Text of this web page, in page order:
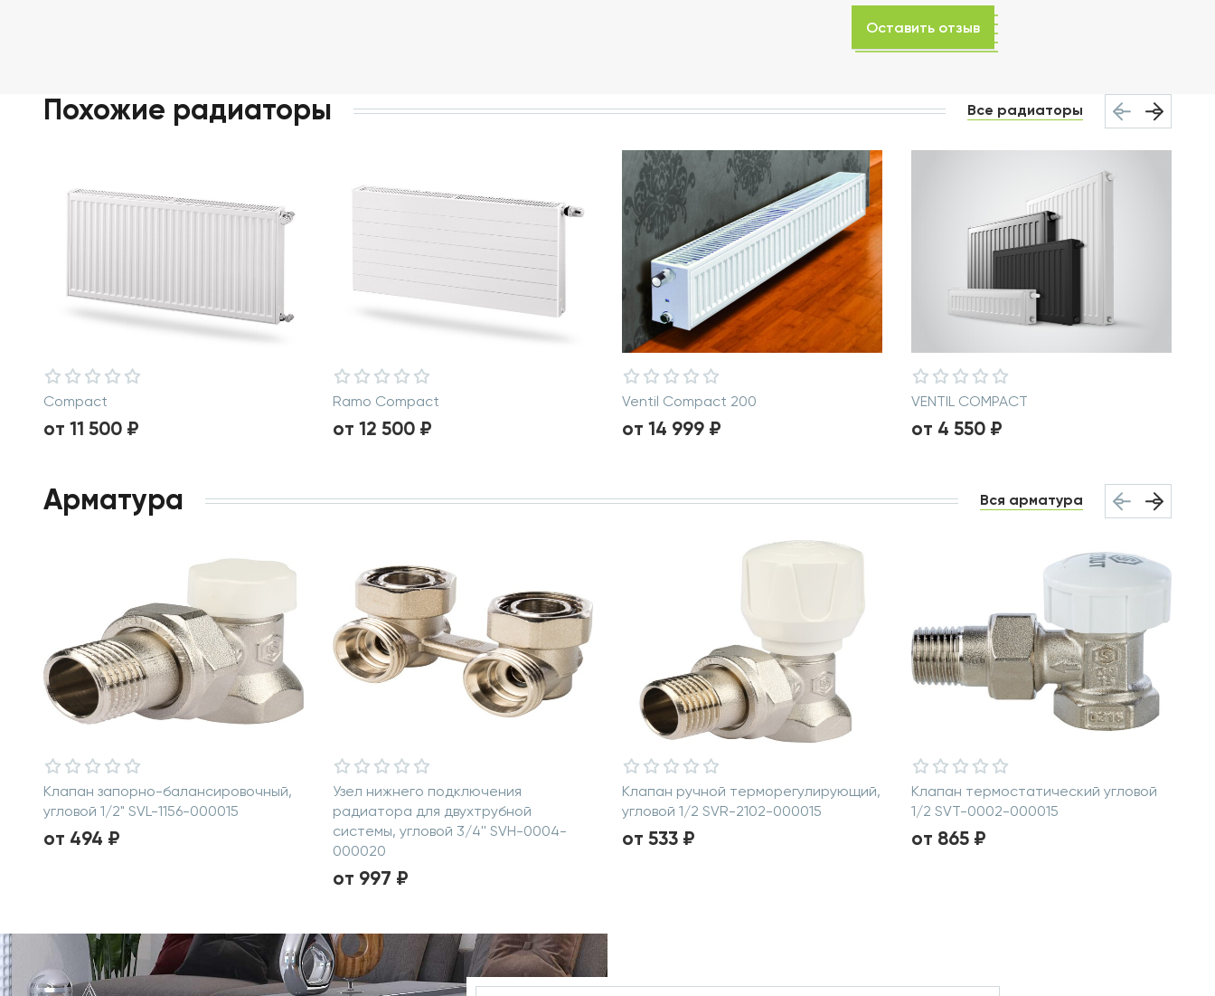
Оставить отзыв
Похожие радиаторы Все радиаторы
Compact
от 11 500 ₽
Ramo Compact
от 12 500 ₽
Ventil Compact 200
от 14 999 ₽
VENTIL COMPACT
от 4 550 ₽
Арматура Вся арматура
Клапан запорно-балансировочный,
угловой 1/2" SVL-1156-000015
от 494 ₽
Узел нижнего подключения
радиатора для двухтрубной
системы, угловой 3/4'' SVH-0004-
000020
от 997 ₽
Клапан ручной терморегулирующий,
угловой 1/2 SVR-2102-000015
от 533 ₽
Клапан термостатический угловой
1/2 SVT-0002-000015
от 865 ₽